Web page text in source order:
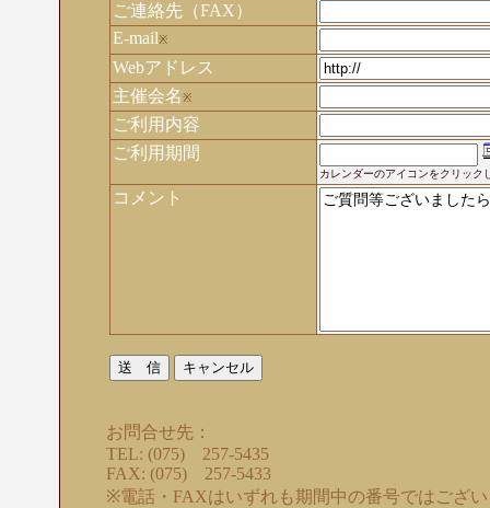
ご連絡先（FAX）
E-mail※
Webアドレス
主催会名※
ご利用内容
ご利用期間
カレンダーのアイコンをクリック
コメント
お問合せ先：
TEL: (075) 257-5435
FAX: (075) 257-5433
※電話・FAXはいずれも期間中の番号ではござ